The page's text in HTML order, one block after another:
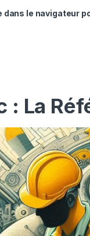
le navigateur
: La